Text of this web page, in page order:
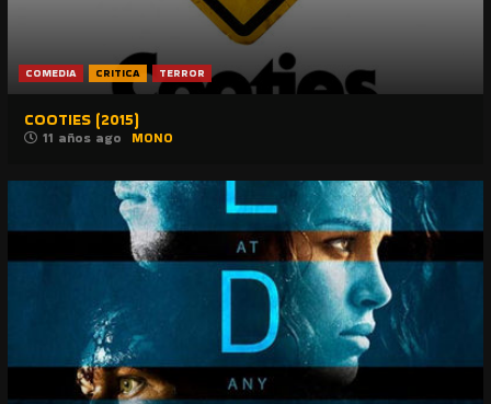
COMEDIA CRITICA TERROR
COOTIES (2015)
11 años ago MONO